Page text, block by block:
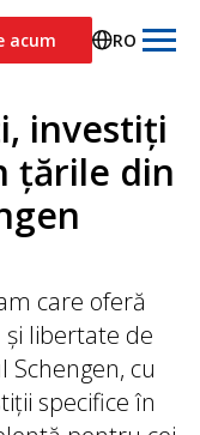
acum RO
investiți
țările din
care oferă
libertate de
cu
specifice în